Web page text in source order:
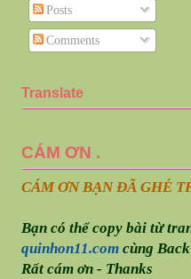
Posts
Comments
Translate
CÁM ƠN .
CÁM ƠN BẠN ĐÃ GHÉ
Bạn có thể copy bài từ
quinhon11.comcùng
Rất cám ơn - Thanks